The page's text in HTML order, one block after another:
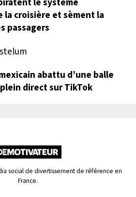
la croisière et sèment la
passagers
abattu d’une balle
direct sur TikTok
social de divertissement de référence en
France.